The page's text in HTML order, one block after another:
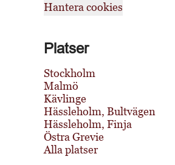
Hantera cookies
Platser
Stockholm
Malmö
Kävlinge
Hässleholm, Bultvägen
Hässleholm, Finja
Östra Grevie
Alla platser